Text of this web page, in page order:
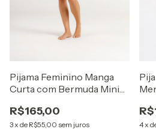
Pijama Feminino Manga
Curta com Bermuda Mini
R$165,00
3x de R$55,00 sem juros 4 x